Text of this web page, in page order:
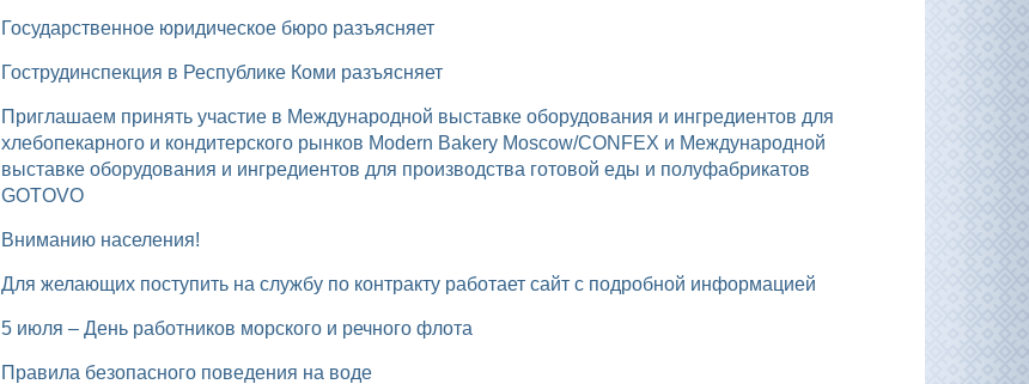
Государственное юридическое бюро разъясняет
Гострудинспекция в Республике Коми разъясняет
Приглашаем принять участие в Международной выставке оборудования и ингредиентов для
хлебопекарного и кондитерского рынков Modern Bakery Moscow/CONFEX и Международной
выставке оборудования и ингредиентов для производства готовой еды и полуфабрикатов
GOTOVO
Вниманию населения!
Для желающих поступить на службу по контракту работает сайт с подробной информацией
5 июля – День работников морского и речного флота
Правила безопасного поведения на воде